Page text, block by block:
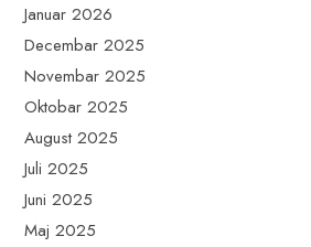
Januar 2026
Decembar 2025
Novembar 2025
Oktobar 2025
August 2025
Juli 2025
Juni 2025
Maj 2025